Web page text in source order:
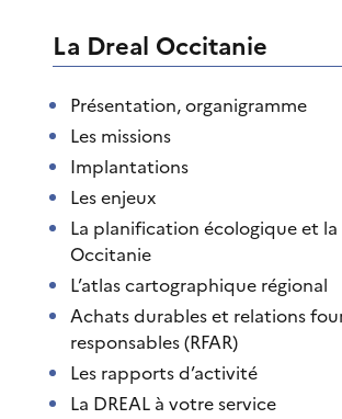
La Dreal Occitanie
Présentation, organigramme
Les missions
Implantations
Les enjeux
La planification écologique et la
Occitanie
L’atlas cartographique régional
Achats durables et relations
responsables (RFAR)
Les rapports d’activité
La DREAL à votre service